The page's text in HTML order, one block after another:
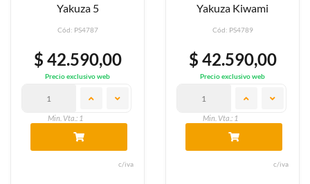
Yakuza Kiwami
$ 42.590,00
Precio exclusivo web
Yakuza 4
$
Precio exclusivo